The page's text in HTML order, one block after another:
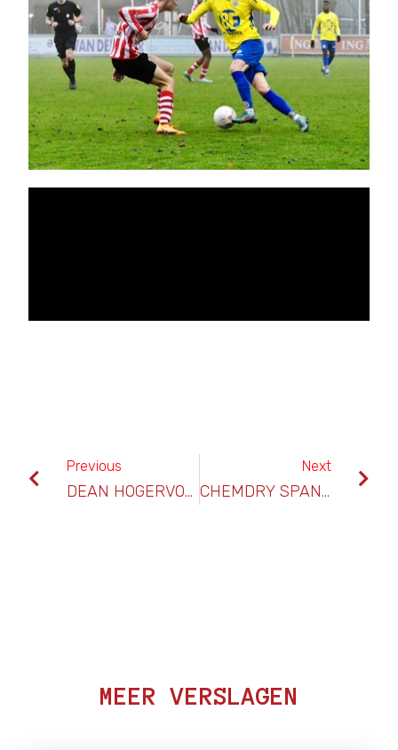
Previous
DEAN HOGERVORST( HERCULES) & TIMO LUTTERS(LRC)
Next
CHEMDRY SPANJERBERG VERLENGD SPONSORCONTRACT
MEER VERSLAGEN